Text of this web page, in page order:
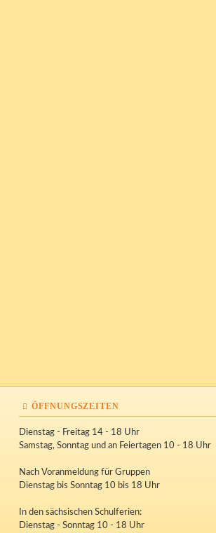
ÖFFNUNGSZEITEN
Dienstag - Freitag 14 - 18 Uhr
Samstag, Sonntag und an Feiertagen 10 - 18 Uhr
Nach Voranmeldung für Gruppen
Dienstag bis Sonntag 10 bis 18 Uhr
In den sächsischen Schulferien:
Dienstag - Sonntag 10 - 18 Uhr